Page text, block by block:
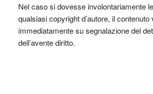
Nel caso si dovesse involontariamente
qualsiasi copyright d’autore, il
immediatamente su segnalazione del
dell’avente diritto.